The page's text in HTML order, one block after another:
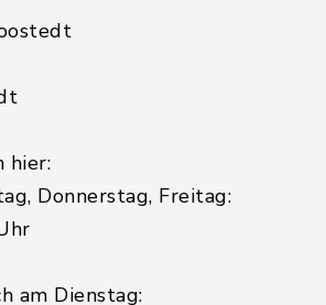
hier:
Donnerstag, Freitag:
am Dienstag: